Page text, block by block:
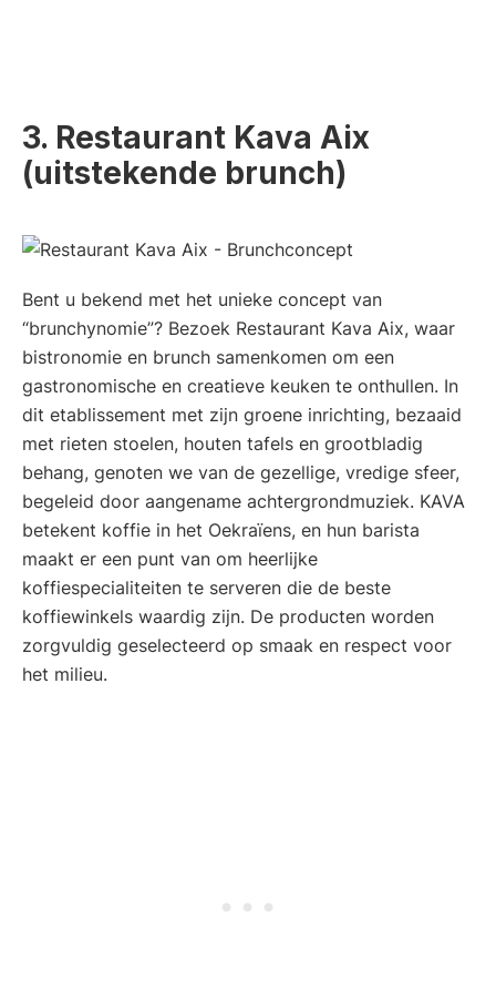
3. Restaurant Kava Aix
(uitstekende brunch)
Bent u bekend met het unieke concept van
“brunchynomie”? Bezoek Restaurant Kava Aix, waar
bistronomie en brunch samenkomen om een
gastronomische en creatieve keuken te onthullen. In
dit etablissement met zijn groene inrichting, bezaaid
met rieten stoelen, houten tafels en grootbladig
behang, genoten we van de gezellige, vredige sfeer,
begeleid door aangename achtergrondmuziek. KAVA
betekent koffie in het Oekraïens, en hun barista
maakt er een punt van om heerlijke
koffiespecialiteiten te serveren die de beste
koffiewinkels waardig zijn. De producten worden
zorgvuldig geselecteerd op smaak en respect voor
het milieu.